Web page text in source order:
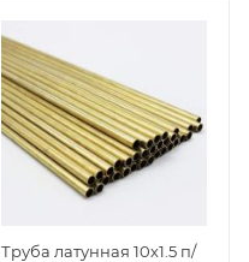
Труба латунная 10х1.5 п/